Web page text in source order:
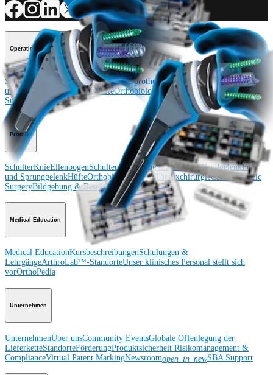
Operationsverfahren
SchulterKnie EllenbogenSchulterendoprothetikHand und HandgelenkFuß
und SprunggelenkTraumaHüfteOrthobiologie
Cardiothoracic
Surgery
Wirbelsäule
Produkt
SchulterKnieEllenbogenSchulterendoprothetikHand und HandgelenkFuß
und SprunggelenkHüfteOrthobiologieHerz-ThoraxchirurgieCardiothoracic
SurgeryBildgebung & Resektion
Medical Education
Medical EducationKursbeschreibungenSchulungen &
LehrgängeArthroLab™-StandorteUnser klinisches Personal stellt sich
vorOrthoPedia
Unternehmen
UnternehmenÜber unsCommunity EventsGlobale Offenlegung der
LieferketteStandorteFörderungProduktsicherheit Risikomanagement &
ComplianceVirtual Patent MarkingNewsroomopen_in_newSBA Support